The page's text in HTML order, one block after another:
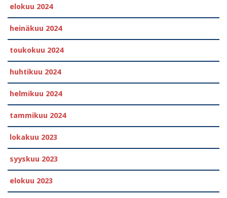
elokuu 2024
heinäkuu 2024
toukokuu 2024
huhtikuu 2024
helmikuu 2024
tammikuu 2024
lokakuu 2023
syyskuu 2023
elokuu 2023